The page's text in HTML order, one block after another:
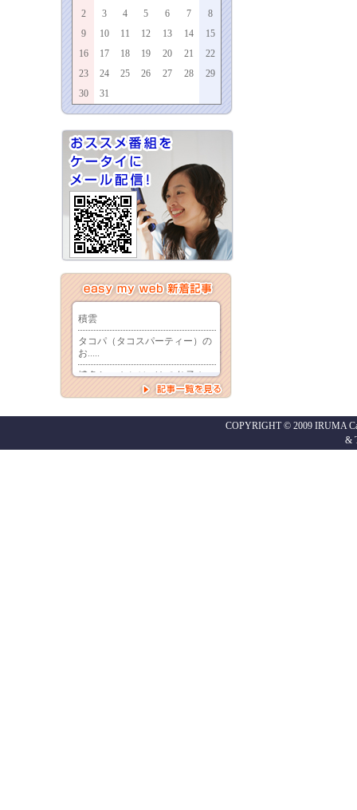
2
3 4 5 6 7
8
9
10 11 12 13 14
15
16
17 18 19 20 21
22
23
24 25 26 27 28
29
30
31
COPYRIGHT © 2009 IRUMA
&